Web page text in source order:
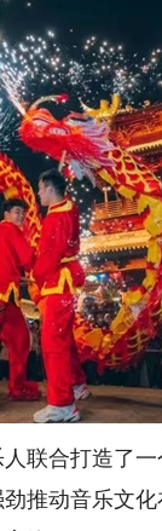
联合打造了
推动音乐文